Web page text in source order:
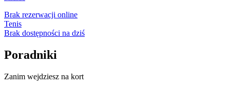
Brak rezerwacji online
Tenis
Brak dostępności na dziś
Poradniki
Zanim wejdziesz na kort